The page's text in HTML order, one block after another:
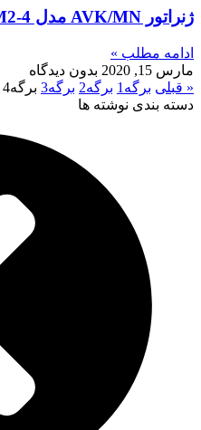
ژنراتور AVK/MN مدل DSG43 M2-4
ادامه مطلب »
مارس 15, 2020
بدون دیدگاه
« قبلی برگه 1 برگه2 برگه3 برگه4
دسته بندی نوشته ها